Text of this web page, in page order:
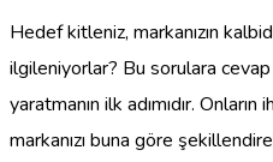
Hedef kitleniz, markanızın
ilgileniyorlar? Bu sorulara
yaratmanın ilk adımıdır. Onların
markanızı buna göre